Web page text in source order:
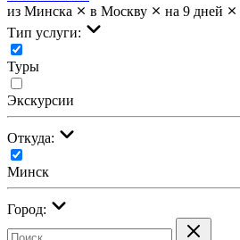
из Минска
в Москву на 9 дней
Тип услуги:
Туры
Экскурсии
Откуда:
Минск
Город: